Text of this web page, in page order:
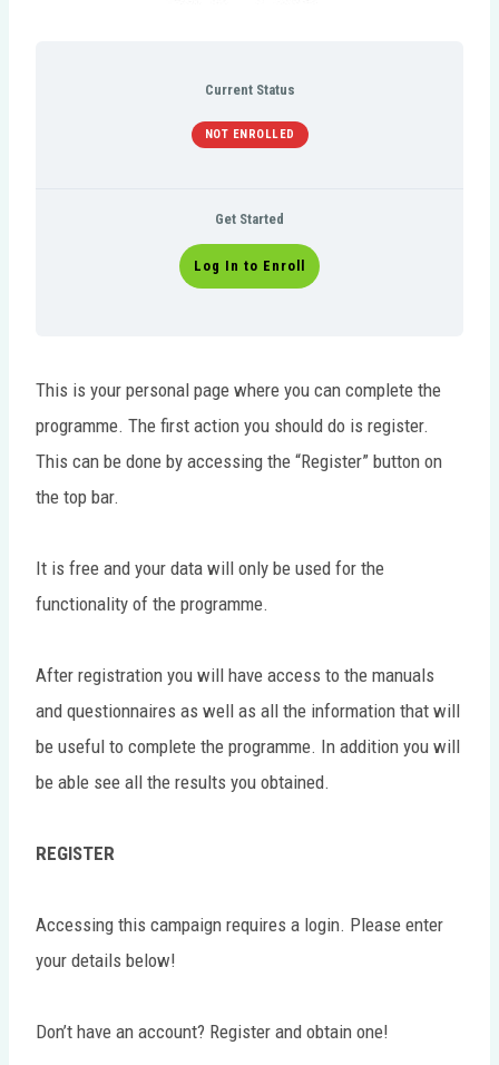
Current Status
NOT ENROLLED
Get Started
Log In to Enroll
This is your personal page where you can complete the
programme. The first action you should do is register.
This can be done by accessing the “Register” button on
the top bar.
It is free and your data will only be used for the
functionality of the programme.
After registration you will have access to the manuals
and questionnaires as well as all the information that will
be useful to complete the programme. In addition you will
be able see all the results you obtained.
REGISTER
Accessing this campaign requires a login. Please enter
your details below!
Don’t have an account? Register and obtain one!